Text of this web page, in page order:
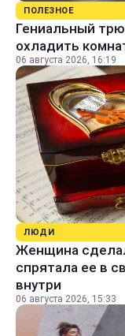
ПОЛЕЗНОЕ
Гениальный
охладить
06 августа 2026, 16:19
ЛЮДИ
Женщина
спрятала ее в
внутри
06 августа 2026, 15:33